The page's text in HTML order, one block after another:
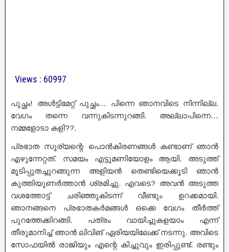
Views : 60997
പുച്ഛം! അൾട്ടിമേറ്റ് പുച്ഛം… പിന്നെ ഞാനവിടെ നിന്നില്ല.
വേഗം തന്നെ വന്നുകിടന്നുറങ്ങി. അല്ലാപിന്നെ…
നമ്മളോടാ കളി??.
പ്രഭാത സൂര്യന്റെ പൊൻകിരണങ്ങൾ കണ്ടാണ് ഞാൻ
എഴുന്നേറ്റത്. സമയം എട്ടുമണിയോളം ആയി. അടുത്ത്
മൂടിപ്പുതച്ചുറങ്ങുന്ന അളിയൻ തെണ്ടിയെക്കൂടി ഞാൻ
കുത്തിയുണർത്താൻ ശ്രമിച്ചു. എവടെ? അവൻ അടുത്ത
വശത്തോട്ട് ചരിഞ്ഞുകിടന്ന് വീണ്ടും ഉറക്കമായി.
ഞാനങ്ങനെ പ്രഭാതകർമങ്ങൾ ഒക്കെ വേഗം തീർത്ത്
പുറത്തേക്കിറങ്ങി. പത്രം വായിച്ചുകളയാം എന്ന്
തീരുമാനിച്ച് ഞാൻ ലിവിങ് ഏരിയയിലേക്ക് നടന്നു. അവിടെ
സോഫയിൽ രാജിയും എന്റെ കിച്ചുവും ഇരിപ്പുണ്ട്. രണ്ടും